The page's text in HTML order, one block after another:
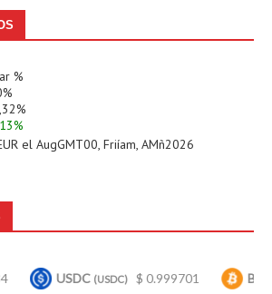
%
%
%
%
el AugGMT00, Friíam, AMñ2026
USDC(USDC) $ 0.999701 Bitcoin(BTC)